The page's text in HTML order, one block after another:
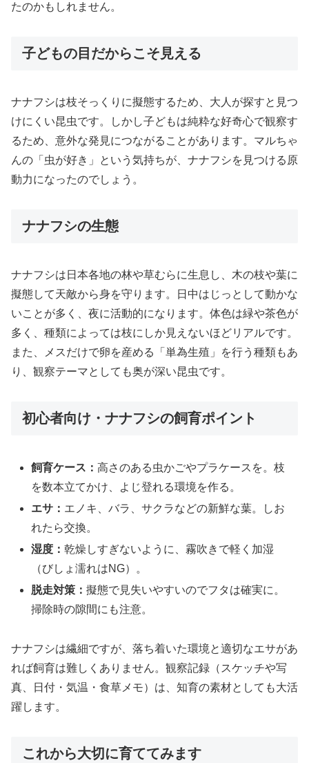
たのかもしれません。
子どもの目だからこそ見える
ナナフシは枝そっくりに擬態するため、大人が探すと見つ
けにくい昆虫です。しかし子どもは純粋な好奇心で観察す
るため、意外な発見につながることがあります。マルちゃ
んの「虫が好き」という気持ちが、ナナフシを見つける原
動力になったのでしょう。
ナナフシの生態
ナナフシは日本各地の林や草むらに生息し、木の枝や葉に
擬態して天敵から身を守ります。日中はじっとして動かな
いことが多く、夜に活動的になります。体色は緑や茶色が
多く、種類によっては枝にしか見えないほどリアルです。
また、メスだけで卵を産める「単為生殖」を行う種類もあ
り、観察テーマとしても奥が深い昆虫です。
初心者向け・ナナフシの飼育ポイント
飼育ケース：高さのある虫かごやプラケースを。枝
を数本立てかけ、よじ登れる環境を作る。
エサ： エノキ、バラ、サクラなどの新鮮な葉。しお
れたら交換。
湿度：乾燥しすぎないように、霧吹きで軽く加湿
（びしょ濡れはNG）。
脱走対策：擬態で見失いやすいのでフタは確実に。
掃除時の隙間にも注意。
ナナフシは繊細ですが、落ち着いた環境と適切なエサがあ
れば飼育は難しくありません。観察記録（スケッチや写
真、日付・気温・食草メモ）は、知育の素材としても大活
躍します。
これから大切に育ててみます